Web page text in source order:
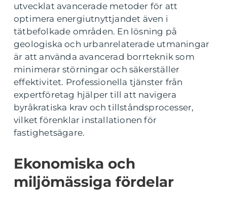
utvecklat avancerade metoder för att
optimera energiutnyttjandet även i
tätbefolkade områden. En lösning på
geologiska och urbanrelaterade utmaningar
är att använda avancerad borrteknik som
minimerar störningar och säkerställer
effektivitet. Professionella tjänster från
expertföretag hjälper till att navigera
byråkratiska krav och tillståndsprocesser,
vilket förenklar installationen för
fastighetsägare.
Ekonomiska och
miljömässiga fördelar